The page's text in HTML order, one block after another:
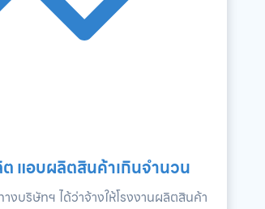
แอบผลิตสินค้าเกินจำนวน
งบริษัทฯ ได้ว่าจ้างให้โรงงานผลิตสินค้า